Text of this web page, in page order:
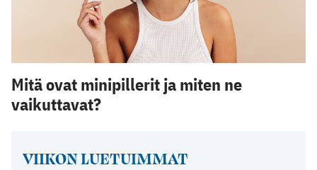
VIIKON LUETUIMMAT
Mitä ovat minipillerit ja miten ne
vaikuttavat?